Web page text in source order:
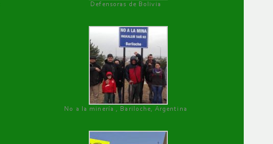
Defensoras de Bolivia
No a la minería , Bariloche, Argentina